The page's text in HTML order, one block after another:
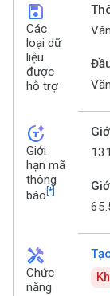
save
Các
loại dữ
liệu
được
hỗ trợ
token_auto
Giới
hạn mã
thông
báo [*]
handyman
Chức
năng